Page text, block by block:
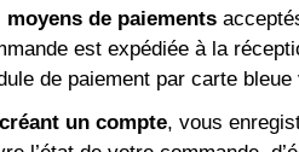
moyens de paiements
est expédiée à la
de paiement par carte
créant un compte, vous